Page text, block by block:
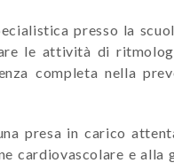
presso la
le attività di
completa nella
presa in carico
cardiovascolare e alla